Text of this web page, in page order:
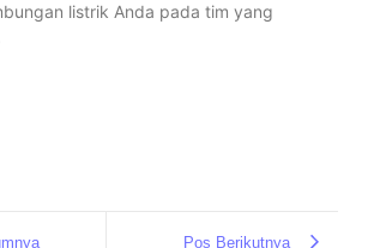
listrik Anda pada tim yang
Pos Berikutnya